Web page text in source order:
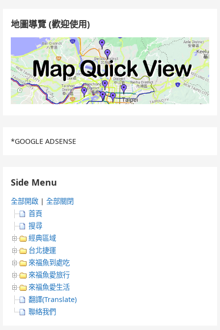
地圖導覽 (歡迎使用)
*GOOGLE ADSENSE
Side Menu
全部開啟 |全部關閉
首頁
搜尋
經典區域
台北捷運
來福魚到處吃
來福魚愛旅行
來福魚愛生活
翻譯(Translate)
聯絡我們